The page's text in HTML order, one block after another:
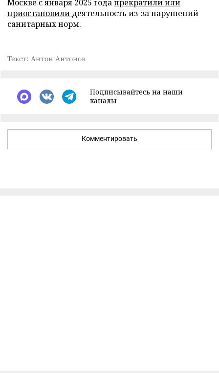
Москве с января 2025 годапрекратили или
приостановили деятельность из-за нарушений
санитарных норм.
Текст: Антон Антонов
Подписывайтесь на наши
каналы
Комментировать